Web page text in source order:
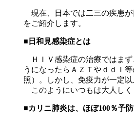
現在、日本では二三の疾患が
をご紹介します。
■日和見感染症とは
ＨＩＶ感染症の治療ではまず
うになったらＡＺＴやｄｄＩ
照）。しかし、免疫力が一定
このようにいつもは大人しく
■カリニ肺炎は、ほぼ100％予